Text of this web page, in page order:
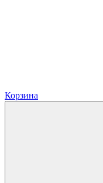
Корзина